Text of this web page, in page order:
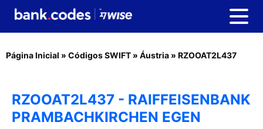
Página Inicial » Códigos SWIFT » Áustria » RZOOAT2L437
RZOOAT2L437 - RAIFFEISENBANK
PRAMBACHKIRCHEN EGEN